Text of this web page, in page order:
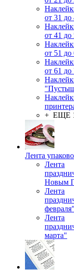
от 31 до
от 41 до
от 51 до
от 61 до
+ ЕЩЕ
Лента
Лента
Новым
Лента
февраля"
Лента
марта"